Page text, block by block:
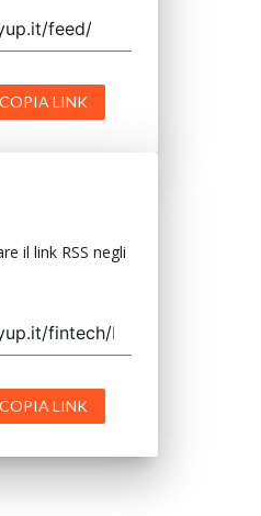
COPIA LINK
il link RSS negli
COPIA LINK